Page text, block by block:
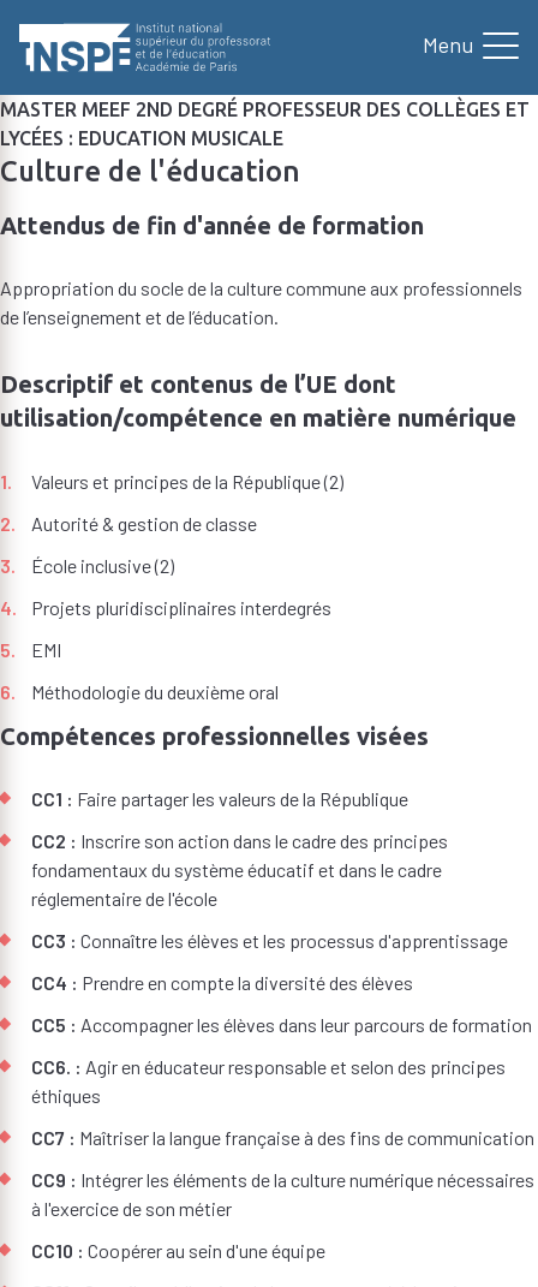
contenu
principal
MASTER MEEF 2ND DEGRÉ PROFESSEUR DES COLLÈGES ET
LYCÉES : EDUCATION MUSICALE
Culture de l'éducation
Attendus de fin d'année de formation
Appropriation du socle de la culture commune aux professionnels
de l’enseignement et de l’éducation.
Descriptif et contenus de l’UE dont
utilisation/compétence en matière numérique
Valeurs et principes de la République (2)
Autorité & gestion de classe
École inclusive (2)
Projets pluridisciplinaires interdegrés
EMI
Méthodologie du deuxième oral
Compétences professionnelles visées
CC1 : Faire partager les valeurs de la République
CC2 : Inscrire son action dans le cadre des principes
fondamentaux du système éducatif et dans le cadre
réglementaire de l'école
CC3 : Connaître les élèves et les processus d'apprentissage
CC4 : Prendre en compte la diversité des élèves
CC5 : Accompagner les élèves dans leur parcours de formation
CC6. : Agir en éducateur responsable et selon des principes
éthiques
CC7 : Maîtriser la langue française à des fins de communication
CC9 : Intégrer les éléments de la culture numérique nécessaires
à l'exercice de son métier
CC10 : Coopérer au sein d'une équipe